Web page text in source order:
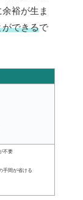
裕が生ま
ができるで
不要
手間が省ける